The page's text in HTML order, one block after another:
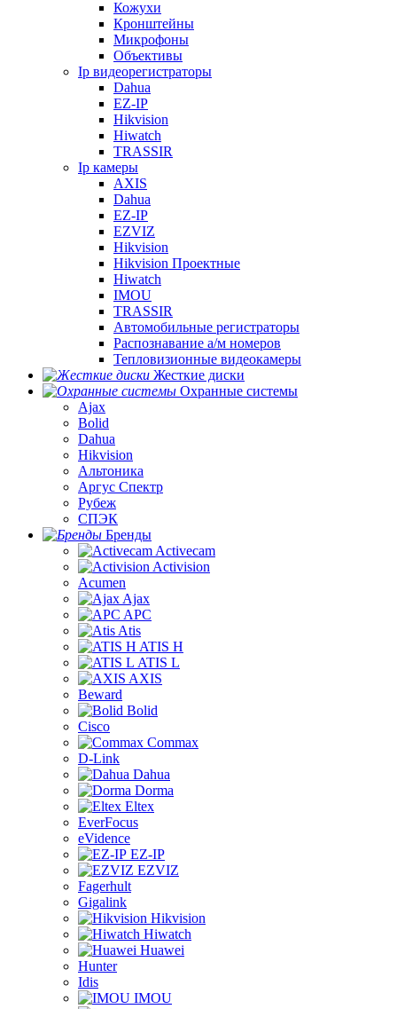
Кожухи
Кронштейны
Микрофоны
Объективы
Ip видеорегистраторы
Dahua
EZ-IP
Hikvision
Hiwatch
TRASSIR
Ip камеры
AXIS
Dahua
EZ-IP
EZVIZ
Hikvision
Hikvision Проектные
Hiwatch
IMOU
TRASSIR
Автомобильные регистраторы
Распознавание а/м номеров
Тепловизионные видеокамеры
Жесткие диски
Охранные системы
Ajax
Bolid
Dahua
Hikvision
Альтоника
Аргус Спектр
Рубеж
СПЭК
Бренды
Activecam
Activision
Acumen
Ajax
APC
Atis
ATIS H
ATIS L
AXIS
Beward
Bolid
Cisco
Commax
D-Link
Dahua
Dorma
Eltex
EverFocus
eVidence
EZ-IP
EZVIZ
Fagerhult
Gigalink
Hikvision
Hiwatch
Huawei
Hunter
Idis
IMOU